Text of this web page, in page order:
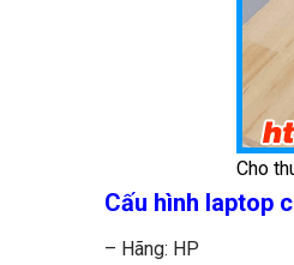
Cho
Cấu hình laptop
– Hãng: HP